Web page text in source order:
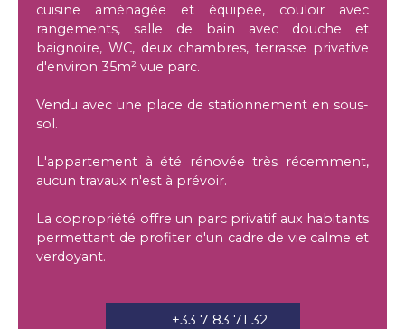
cuisine aménagée et équipée, couloir avec
rangements, salle de bain avec douche et
baignoire, WC, deux chambres, terrasse privative
d'environ 35m² vue parc.
Vendu avec une place de stationnement en sous-
sol.
L'appartement à été rénovée très récemment,
aucun travaux n'est à prévoir.
La copropriété offre un parc privatif aux habitants
permettant de profiter d'un cadre de vie calme et
verdoyant.
+33 7 83 71 32